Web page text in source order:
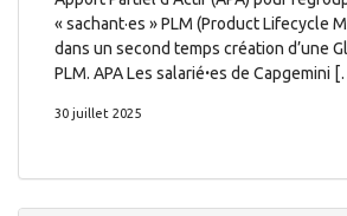
« sachant·es » PLM (Product Lifecycle
dans un second temps création d’une
PLM. APA Les salariéꞏes de Capgemini
30 juillet 2025